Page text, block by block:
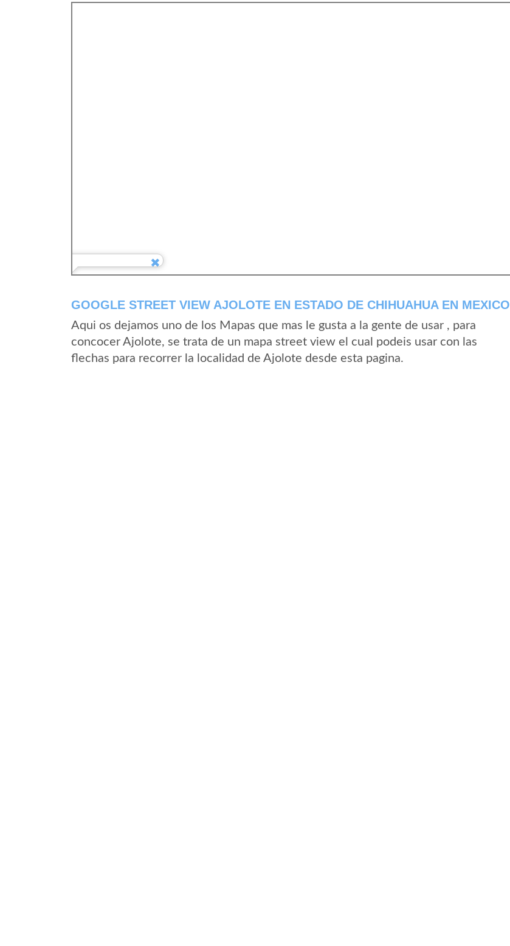
GOOGLE STREET VIEW AJOLOTE EN ESTADO DE CHIHUAHUA EN MEXICO
Aqui os dejamos uno de los Mapas que mas le gusta a la gente de usar , para
concocer Ajolote, se trata de un mapa street view el cual podeis usar con las
flechas para recorrer la localidad de Ajolote desde esta pagina.